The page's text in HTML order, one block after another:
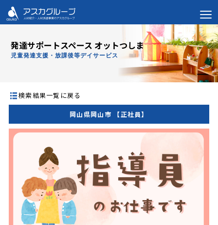
発達サポートスペース オットつしま
児童発達支援・放課後等デイサービス
検索結果一覧に戻る
岡山県岡山市 【正社員】